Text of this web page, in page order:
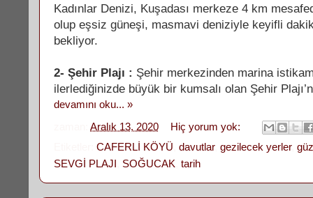
Kadınlar Denizi, Kuşadası merkeze 4 km
olup eşsiz güneşi, masmavi deniziyle keyifli
bekliyor.
2- Şehir Plajı : Şehir merkezinden marina
ilerlediğinizde büyük bir kumsalı olan Şehir
devamını oku... »
Aralık 13, 2020
Hiç yorum yok:
CAFERLİ KÖYÜ davutlar, gezilecek yerler,
SEVGİ PLAJI SOĞUCAK tarih